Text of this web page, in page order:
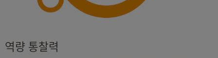
역량 통찰력